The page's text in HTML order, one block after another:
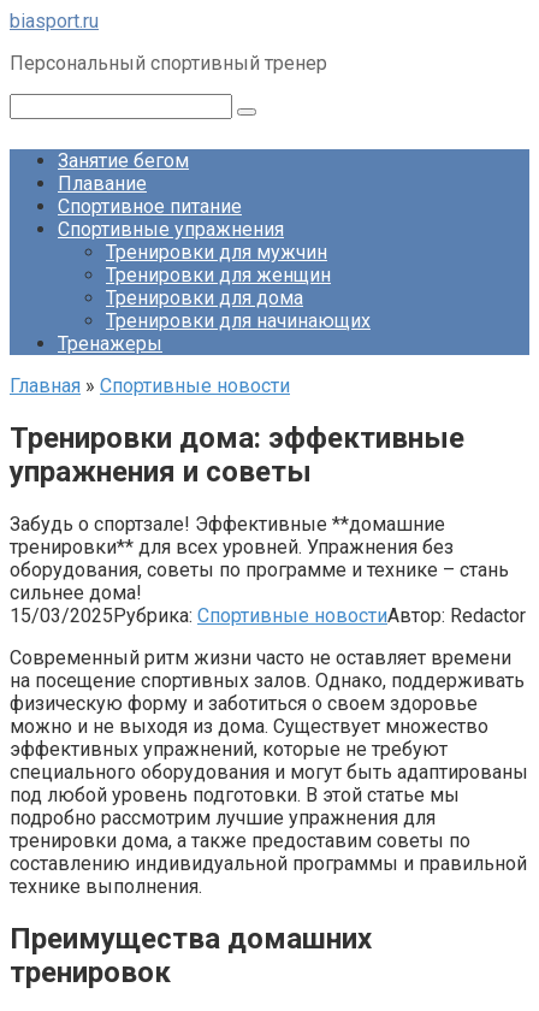
Перейти
контенту
biasport.ru
Персональный спортивный тренер
Занятие бегом
Плавание
Спортивное питание
Спортивные упражнения
Тренировки для мужчин
Тренировки для женщин
Тренировки для дома
Тренировки для начинающих
Тренажеры
Главная » Спортивные новости
Тренировки дома: эффективные
упражнения и советы
Забудь о спортзале! Эффективные **домашние
тренировки** для всех уровней. Упражнения без
оборудования, советы по программе и технике – стань
сильнее дома!
15/03/2025Рубрика: Спортивные новостиАвтор: Redactor
Современный ритм жизни часто не оставляет времени
на посещение спортивных залов. Однако, поддерживать
физическую форму и заботиться о своем здоровье
можно и не выходя из дома. Существует множество
эффективных упражнений, которые не требуют
специального оборудования и могут быть адаптированы
под любой уровень подготовки. В этой статье мы
подробно рассмотрим лучшие упражнения для
тренировки дома, а также предоставим советы по
составлению индивидуальной программы и правильной
технике выполнения.
Преимущества домашних
тренировок